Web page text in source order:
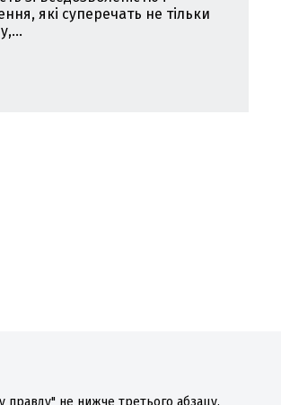
які суперечать не тільки
правду" не нижче третього абзацу.